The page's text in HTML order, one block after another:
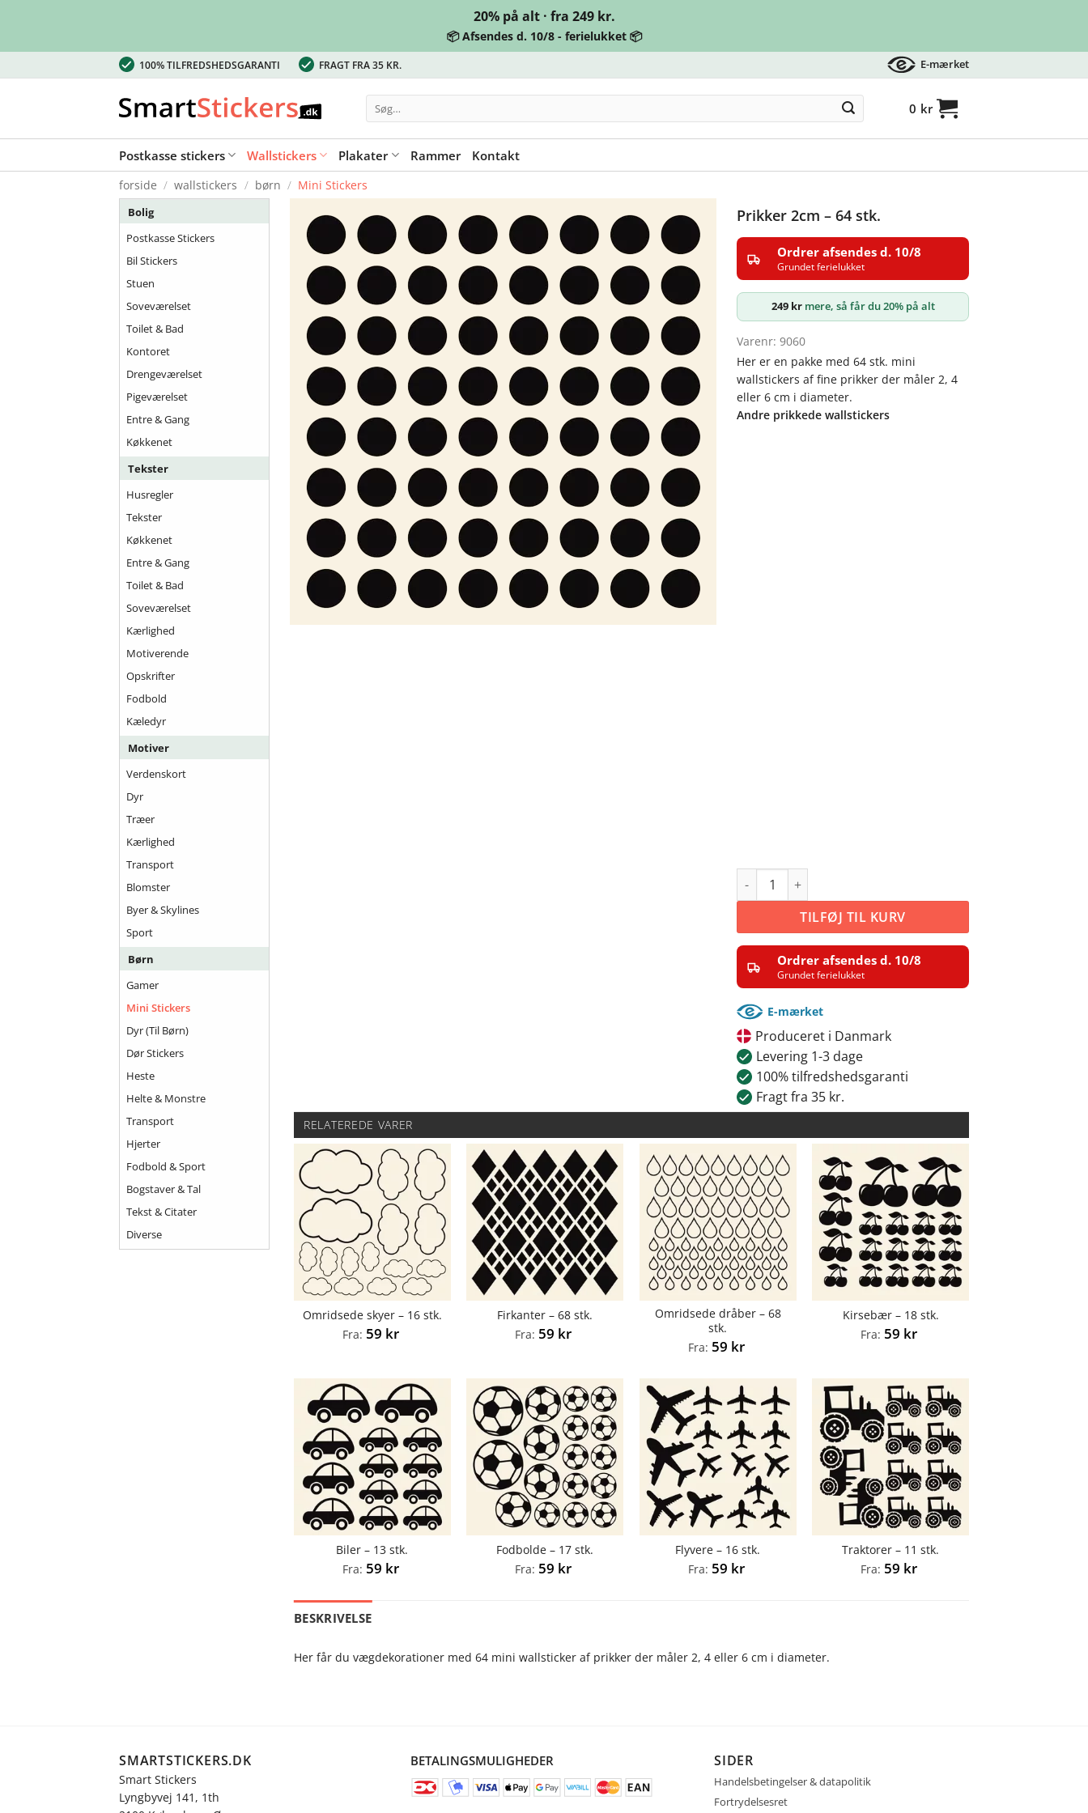
20% på alt · fra 249 kr.
📦 Afsendes d. 10/8 - ferielukket 📦
til
100% TILFREDSHEDSGARANTI FRAGT FRA 35 KR. E-mærket
Søg
efter:
0 kr
Postkasse stickers Wallstickers Plakater Rammer Kontakt
forside / wallstickers / børn / Mini Stickers
Bolig
Postkasse Stickers
Bil Stickers
Stuen
Soveværelset
Toilet & Bad
Kontoret
Drengeværelset
Pigeværelset
Entre & Gang
Køkkenet
Tekster
Husregler
Tekster
Køkkenet
Entre & Gang
Toilet & Bad
Soveværelset
Kærlighed
Motiverende
Opskrifter
Fodbold
Kæledyr
Motiver
Verdenskort
Dyr
Træer
Kærlighed
Transport
Blomster
Byer & Skylines
Sport
Børn
Gamer
Mini Stickers
Dyr (til Børn)
Dør Stickers
Heste
Helte & Monstre
Transport
Hjerter
Fodbold & Sport
Bogstaver & Tal
Tekst & Citater
Diverse
Prikker 2cm – 64 stk.
Ordrer afsendes d. 10/8
Grundet ferielukket
249 krmere, så får du 20% på alt
Varenr: 9060
Her er en pakke med 64 stk. mini
wallstickers af fine prikker der måler 2, 4
eller 6 cm i diameter.
Andre prikkede wallstickers
Prikker 2cm - 64 stk. antal
TILFØJ TIL KURV
Ordrer afsendes d. 10/8
Grundet ferielukket
E-mærket
Produceret i Danmark
Levering 1-3 dage
100% tilfredshedsgaranti
Fragt fra 35 kr.
RELATEREDE VARER
Omridsede skyer – 16 stk.
Fra: 59 kr
Firkanter – 68 stk.
Fra: 59 kr
Omridsede dråber – 68
stk.
Fra: 59 kr
Kirsebær – 18 stk.
Fra: 59 kr
Biler – 13 stk.
Fra: 59 kr
Fodbolde – 17 stk.
Fra: 59 kr
Flyvere – 16 stk.
Fra: 59 kr
Traktorer – 11 stk.
Fra: 59 kr
BESKRIVELSE
Her får du vægdekorationer med 64 mini wallsticker af prikker der måler 2, 4 eller 6 cm i diameter.
SMARTSTICKERS.DK
Smart Stickers
Lyngbyvej 141, 1th
BETALINGSMULIGHEDER SIDER
Handelsbetingelser & datapolitik
Fortrydelsesret